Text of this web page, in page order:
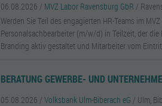
06.08.2026 / MVZ Labor Ravensburg GbR /
Werden Sie Teil des engagierten HR-Teams im
Personalsachbearbeiter (m/w/d) in Teilzeit, der
Branding aktiv gestaltet und Mitarbeiter vom
BERATUNG GEWERBE- UND
05.08.2026 /Volksbank Ulm-Biberach eG / Ulm,